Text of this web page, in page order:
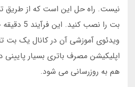
نیست. راه حل این است که از طریق
بت را نصب
ویدئوی آموزشی آن در کانال یک بت
اپلیکیشن مصرف باتری بسیار پایینی
هم به روزرسانی می شود.